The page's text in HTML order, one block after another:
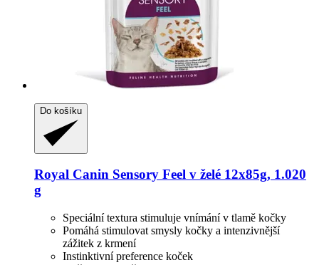
Do košíku
Royal Canin Sensory Feel v želé 12x85g, 1.020
g
Speciální textura stimuluje vnímání v tlamě kočky
Pomáhá stimulovat smysly kočky a intenzivnější
zážitek z krmení
Instinktivní preference koček